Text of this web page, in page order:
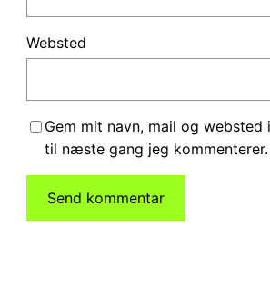
Websted
Gem mit navn, mail og websted
til næste gang jeg kommenterer.